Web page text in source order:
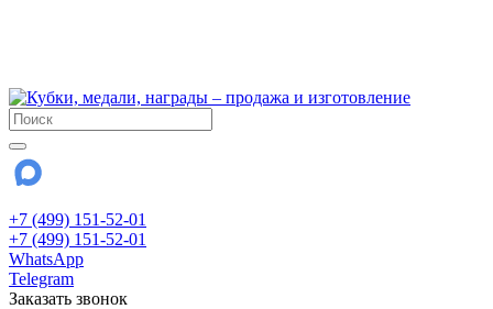
+7 (499) 151-52-01
+7 (499) 151-52-01
WhatsApp
Telegram
Заказать звонок